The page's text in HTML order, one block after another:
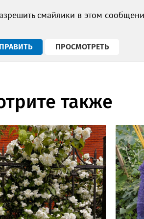
смайлики в этом
также